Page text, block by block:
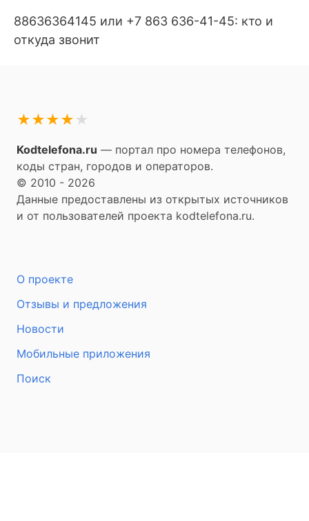
88636364145 или +7 863 636-41-45: кто и
откуда звонит
★
★
★
★
★
Kodtelefona.ru — портал про номера телефонов,
коды стран, городов и операторов.
© 2010 - 2026
Данные предоставлены из открытых источников
и от пользователей проекта kodtelefona.ru.
О проекте
Отзывы и предложения
Новости
Мобильные приложения
Поиск